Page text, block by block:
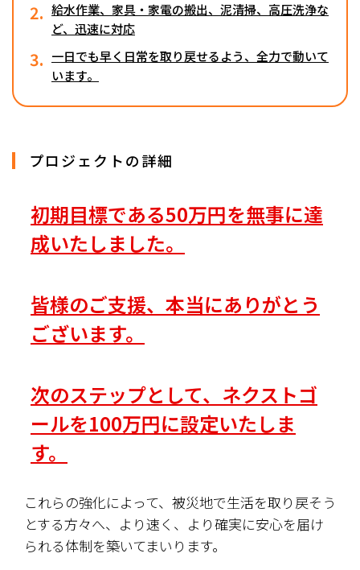
2. 給水作業、家具・家電の搬出、泥清掃、高圧洗浄な
ど、迅速に対応
3. 一日でも早く日常を取り戻せるよう、全力で動いて
います。
プロジェクトの詳細
初期目標である50万円を無事に達
成いたしました。
皆様のご支援、本当にありがとう
ございます。
次のステップとして、 ネクストゴ
ールを100万円に設定いたしま
す。
これらの強化によって、被災地で生活を取り戻そう
とする方々へ、より速く、より確実に安心を届け
られる体制を築いてまいります。